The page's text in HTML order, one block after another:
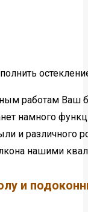
работам Ваш
намного
и различного
нашими
и